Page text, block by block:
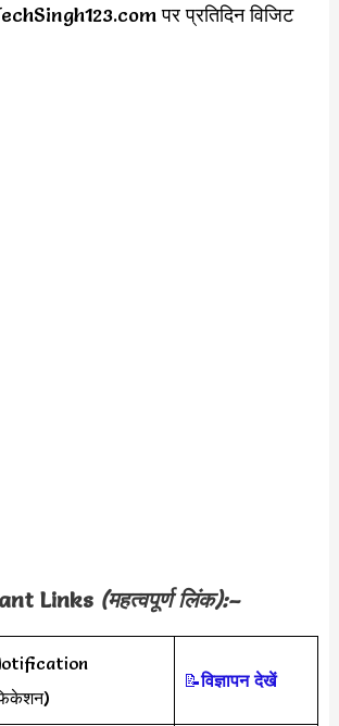
पर प्रतिदिन विजिट
Links (महत्वपूर्ण लिंक):–
📝विज्ञापन देखें